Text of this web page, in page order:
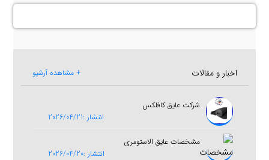
اخبار و مقالات + مشاهده آرشیو
شرکت عایق کافلکس
انتشار :2026/04/21
مشخصات عایق الاستومری
انتشار :2026/04/20